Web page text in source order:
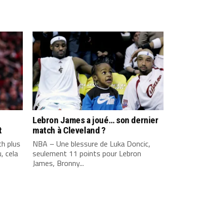
plus
cela
Lebron James a joué… son dernier
match à Cleveland ?
NBA – Une blessure de Luka Doncic,
seulement 11 points pour Lebron
James, Bronny...